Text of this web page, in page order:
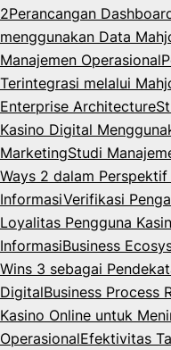
2Perancangan
menggunakan Data
Manajemen Operasional
Terintegrasi melalui
Enterprise Architecture
Kasino Digital
MarketingStudi
Ways 2 dalam
InformasiVerifikasi
Loyalitas Pengguna
InformasiBusiness
Wins 3 sebagai
DigitalBusiness Process
Kasino Online untuk
OperasionalEfektivitas